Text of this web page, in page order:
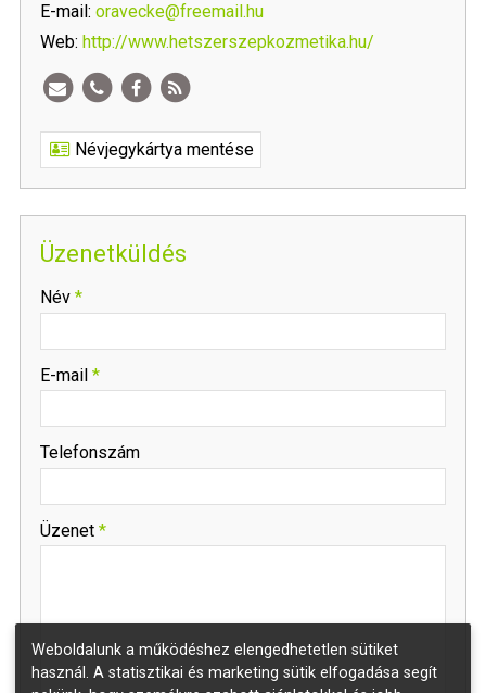
E-mail: oravecke@freemail.hu
Web: http://www.hetszerszepkozmetika.hu/
Névjegykártya mentése
Üzenetküldés
-
-
Név *
E-mail *
Telefonszám
Üzenet *
Weboldalunk a működéshez elengedhetetlen sütiket
használ. A statisztikai és marketing sütik elfogadása segít